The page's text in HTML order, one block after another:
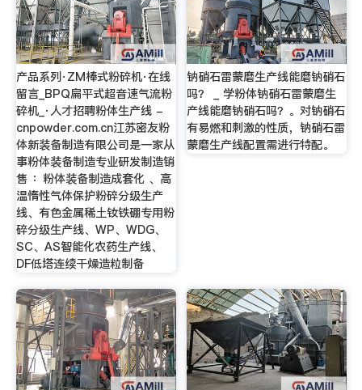
产品系列·ZM棒式粉碎机·在线
留言_BPQ扁平式超音速气流粉
碎机_·人才招聘粉体生产线 -
cnpowder.com.cn江苏密友粉
体新装备制造有限公司是一家从
事粉体装备制造专业研发制造销
售 ：粉体装备制造成套化 、高
温惰性气体保护粉碎分级生产
线、有色金属稀土钕铁硼专用粉
碎分级生产线、WP、WDG、
SC、AS智能化农药生产线、
DF低塔连续干燥造粒制备
钠硝石雷蒙磨生产线能磨钠硝石
吗？ _ 学粉体钠硝石雷蒙磨生
产线能磨钠硝石吗？。对钠硝石
有易燃和刺激的性质，钠硝石雷
蒙磨生产线配置需进行特配。